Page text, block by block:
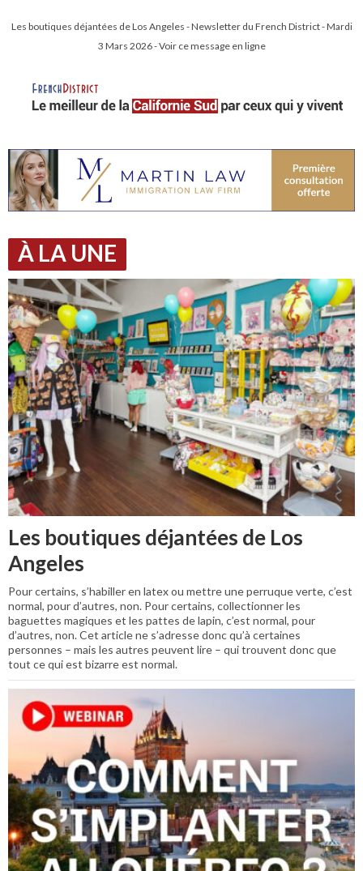
Les boutiques déjantées de Los Angeles - Newsletter du French District - Mardi
3 Mars 2026 - Voir ce message en ligne
À LA UNE
Les boutiques déjantées de Los
Angeles
Pour certains, s’habiller en latex ou mettre une perruque verte, c’est
normal, pour d’autres, non. Pour certains, collectionner les
baguettes magiques et les pattes de lapin, c’est normal, pour
d’autres, non. Cet article ne s’adresse donc qu’à certaines
personnes – mais les autres peuvent lire – qui trouvent donc que
tout ce qui est bizarre est normal.